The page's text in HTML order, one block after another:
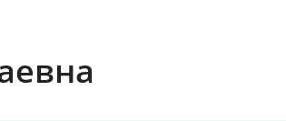
Детская хирургия